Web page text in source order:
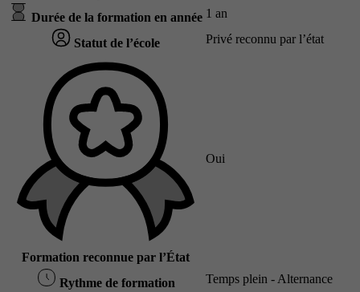
Durée de la formation en année 1 an
Statut de l’école Privé reconnu par l’état
Formation reconnue par l’État
Oui
Rythme de formation Temps plein - Alternance